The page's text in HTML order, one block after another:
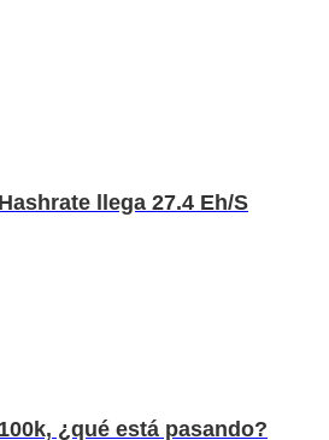
llega 27.4 Eh/S
¿qué está pasando?